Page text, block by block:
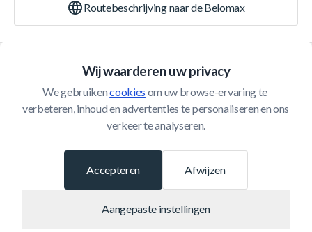
Wij waarderen uw privacy
We gebruiken cookies om uw browse-ervaring te
verbeteren, inhoud en advertenties te personaliseren en ons
verkeer te analyseren.
Afwijzen
Aangepaste instellingen
Accepteren
Klantenservice
Routebeschrijving naar de Belomax